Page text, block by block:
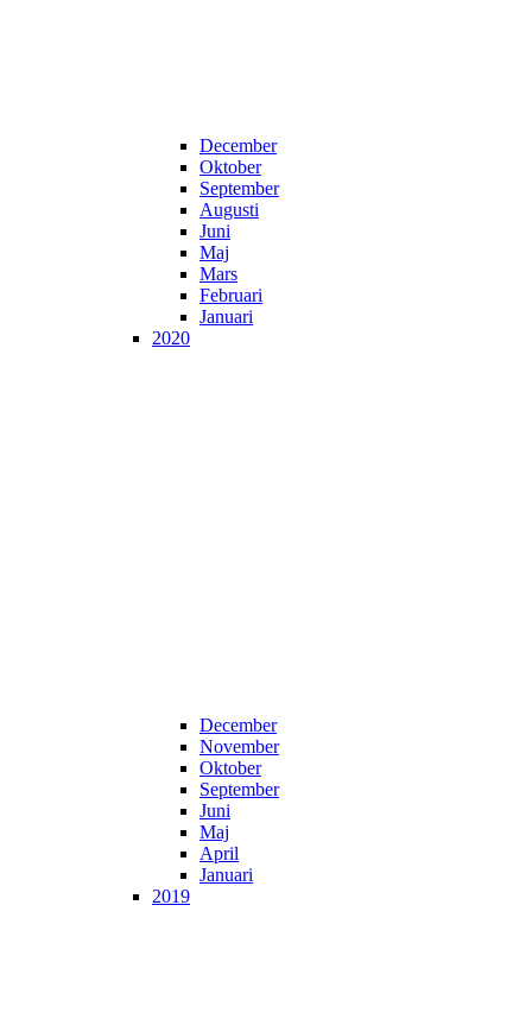
December
Oktober
September
Augusti
Juni
Maj
Mars
Februari
Januari
2020
December
November
Oktober
September
Juni
Maj
April
Januari
2019